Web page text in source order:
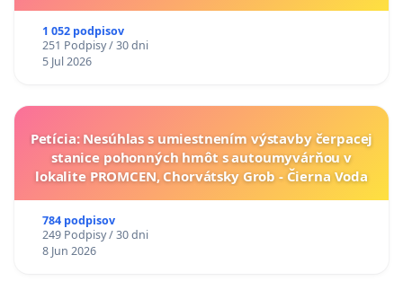
1 052 podpisov
251 Podpisy / 30 dni
5 Jul 2026
Petícia: Nesúhlas s umiestnením výstavby čerpacej
stanice pohonných hmôt s autoumyvárňou v
lokalite PROMCEN, Chorvátsky Grob - Čierna Voda
784 podpisov
249 Podpisy / 30 dni
8 Jun 2026